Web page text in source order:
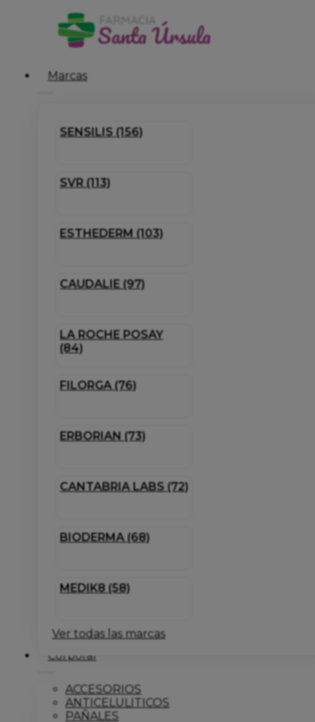
Marcas
SENSILIS (156)
SVR (113)
ESTHEDERM (103)
CAUDALIE (97)
LA ROCHE POSAY
(84)
FILORGA (76)
ERBORIAN (73)
CANTABRIA LABS (72)
BIODERMA (68)
MEDIK8 (58)
Ver todas las marcas
Corporal
ACCESORIOS
ANTICELULITICOS
PAÑALES